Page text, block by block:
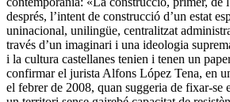
després, l’intent de construcció d’un estat
uninacional, unilingüe, centralitzat
través d’un imaginari i una ideologia
i la cultura castellanes tenien i tenen un
confirmar el jurista Alfons López Tena, en
el febrer de 2008, quan suggeria de fixar-se